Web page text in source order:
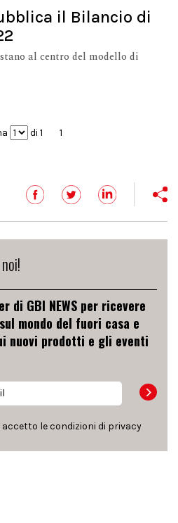
il Bilancio di
al centro del modello di
di 1 1
GBI NEWS per ricevere
mondo del fuori casa e
nuovi prodotti e gli eventi
le condizioni di privacy